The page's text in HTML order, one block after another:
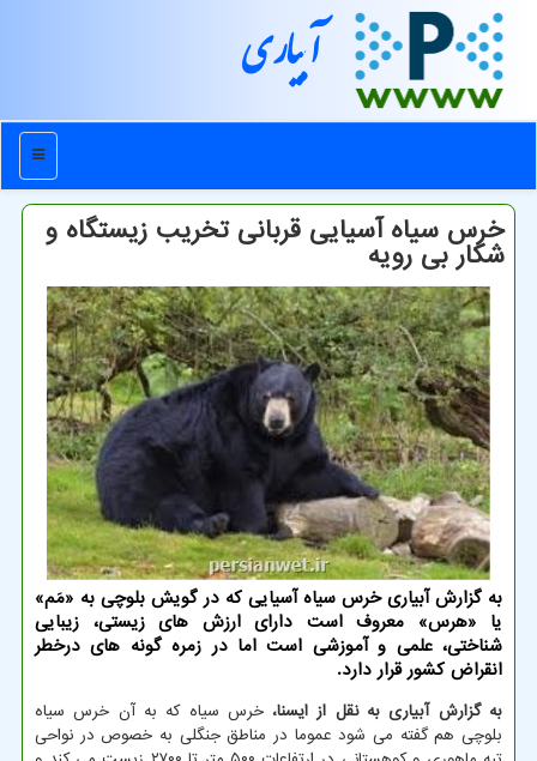
آبیاری
منو
خرس سیاه آسیایی قربانی تخریب زیستگاه و
شكار بی رویه
به گزارش آبیاری خرس سیاه آسیایی كه در گویش بلوچی به «مَم»
یا «هرس» معروف است دارای ارزش های زیستی، زیبایی
شناختی، علمی و آموزشی است اما در زمره گونه های درخطر
انقراض كشور قرار دارد.
به گزارش آبیاری به نقل از ایسنا،خرس سیاه که به آن خرس سیاه
بلوچی هم گفته می شود عموما در مناطق جنگلی به خصوص در نواحی